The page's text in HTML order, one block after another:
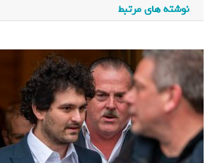
نوشته های مرتبط